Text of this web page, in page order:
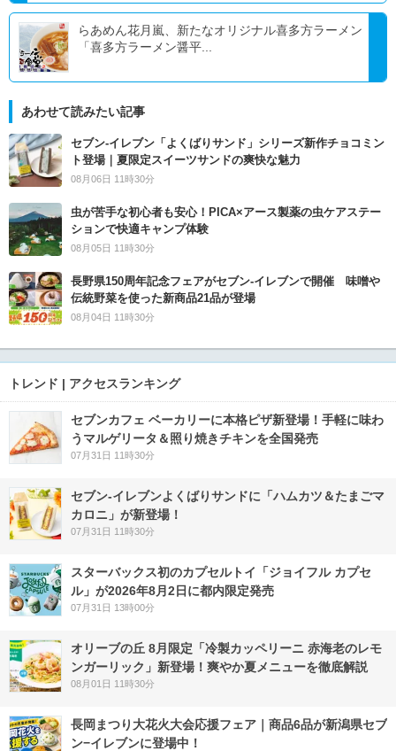
らあめん花月嵐、新たなオリジナル喜多方ラーメン
「喜多方ラーメン醤平...
あわせて読みたい記事
セブン‐イレブン「よくばりサンド」シリーズ新作チョコミン
ト登場｜夏限定スイーツサンドの爽快な魅力
08月06日 11時30分
虫が苦手な初心者も安心！PICA×アース製薬の虫ケアステー
ションで快適キャンプ体験
08月05日 11時30分
長野県150周年記念フェアがセブン-イレブンで開催 味噌や
伝統野菜を使った新商品21品が登場
08月04日 11時30分
トレンド | アクセスランキング
セブンカフェ ベーカリーに本格ピザ新登場！手軽に味わ
うマルゲリータ＆照り焼きチキンを全国発売
07月31日 11時30分
セブン‐イレブンよくばりサンドに「ハムカツ＆たまごマ
カロニ」が新登場！
07月31日 11時30分
スターバックス初のカプセルトイ「ジョイフル カプセ
ル」が2026年8月2日に都内限定発売
07月31日 13時00分
オリーブの丘 8月限定「冷製カッペリーニ 赤海老のレモ
ンガーリック」新登場！爽やか夏メニューを徹底解説
08月01日 11時30分
長岡まつり大花火大会応援フェア｜商品6品が新潟県セブ
ン−イレブンに登場中！